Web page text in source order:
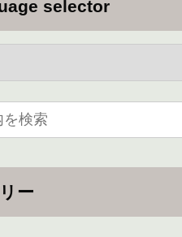
selector
ー